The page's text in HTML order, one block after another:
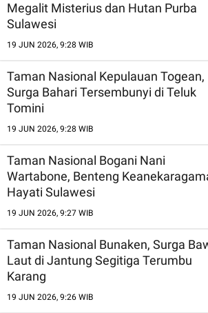
Megalit Misterius dan Hutan Purba
Sulawesi
19 JUN 2026, 9:28 WIB
Taman Nasional Kepulauan Togean,
Surga Bahari Tersembunyi di Teluk
Tomini
19 JUN 2026, 9:28 WIB
Taman Nasional Bogani Nani
Wartabone, Benteng
Hayati Sulawesi
19 JUN 2026, 9:27 WIB
Taman Nasional Bunaken, Surga
Laut di Jantung Segitiga Terumbu
Karang
19 JUN 2026, 9:26 WIB